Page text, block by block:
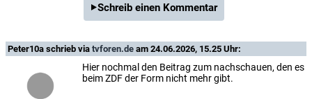
Schreib einen Kommentar
Peter10a schrieb via tvforen.de am 24.06.2026, 15.25 Uhr:
Hier nochmal den Beitrag zum nachschauen, den es
beim ZDF der Form nicht mehr gibt.